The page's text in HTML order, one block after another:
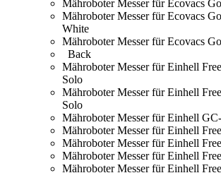
Mähroboter Messer für Ecovacs
Mähroboter Messer für Ecovacs
White
Mähroboter Messer für Ecovacs
Back
Mähroboter Messer für Einhell
Solo
Mähroboter Messer für Einhell
Solo
Mähroboter Messer für Einhell
Mähroboter Messer für Einhell
Mähroboter Messer für Einhell
Mähroboter Messer für Einhell
Mähroboter Messer für Einhell